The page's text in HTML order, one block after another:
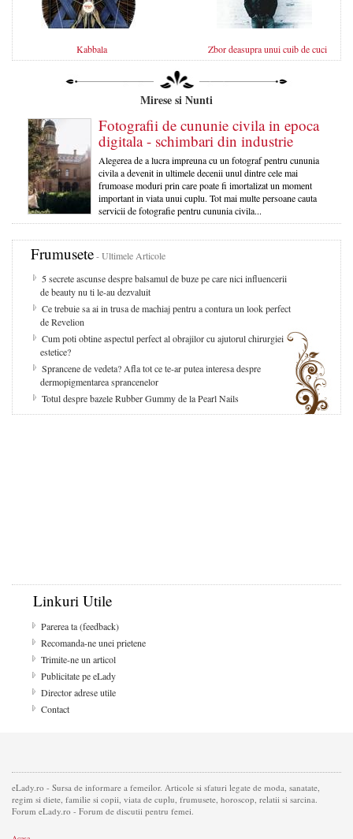
Kabbala Zbor deasupra unui cuib de cuci
Mirese si Nunti
Fotografii de cununie civila in epoca
digitala - schimbari din industrie
Alegerea de a lucra impreuna cu un fotograf pentru cununia
civila a devenit in ultimele decenii unul dintre cele mai
frumoase moduri prin care poate fi imortalizat un moment
important in viata unui cuplu. Tot mai multe persoane cauta
servicii de fotografie pentru cununia civila...
Frumusete- Ultimele Articole
5 secrete ascunse despre balsamul de buze pe care nici influencerii
de beauty nu ti le-au dezvaluit
Ce trebuie sa ai in trusa de machiaj pentru a contura un look perfect
de Revelion
Cum poti obtine aspectul perfect al obrajilor cu ajutorul chirurgiei
estetice?
Sprancene de vedeta? Afla tot ce te-ar putea interesa despre
dermopigmentarea sprancenelor
Totul despre bazele Rubber Gummy de la Pearl Nails
Linkuri Utile
Parerea ta (feedback)
Recomanda-ne unei prietene
Trimite-ne un articol
Publicitate pe eLady
Director adrese utile
Contact
eLady.ro - Sursa de informare a femeilor. Articole si sfaturi legate de moda, sanatate,
regim si diete, familie si copii, viata de cuplu, frumusete, horoscop, relatii si sarcina.
Forum eLady.ro - Forum de discutii pentru femei.